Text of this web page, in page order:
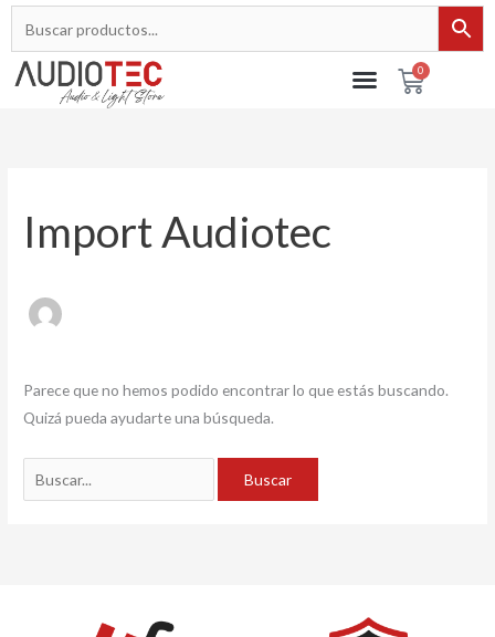
contenido
0Cart
Import Audiotec
Parece que no hemos podido encontrar lo que estás buscando.
Quizá pueda ayudarte una búsqueda.